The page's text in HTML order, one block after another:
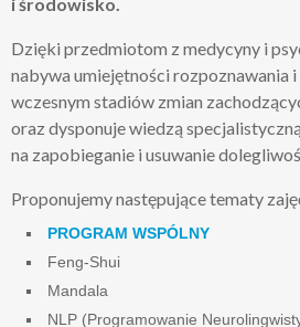
Dzięki przedmiotom z medycyny i
nabywa umiejętności rozpoznawania
wczesnym stadiów zmian
oraz dysponuje wiedzą
na zapobieganie i usuwanie
Proponujemy następujące tematy
PROGRAM WSPÓLNY
Feng-Shui
Mandala
NLP (Programowanie